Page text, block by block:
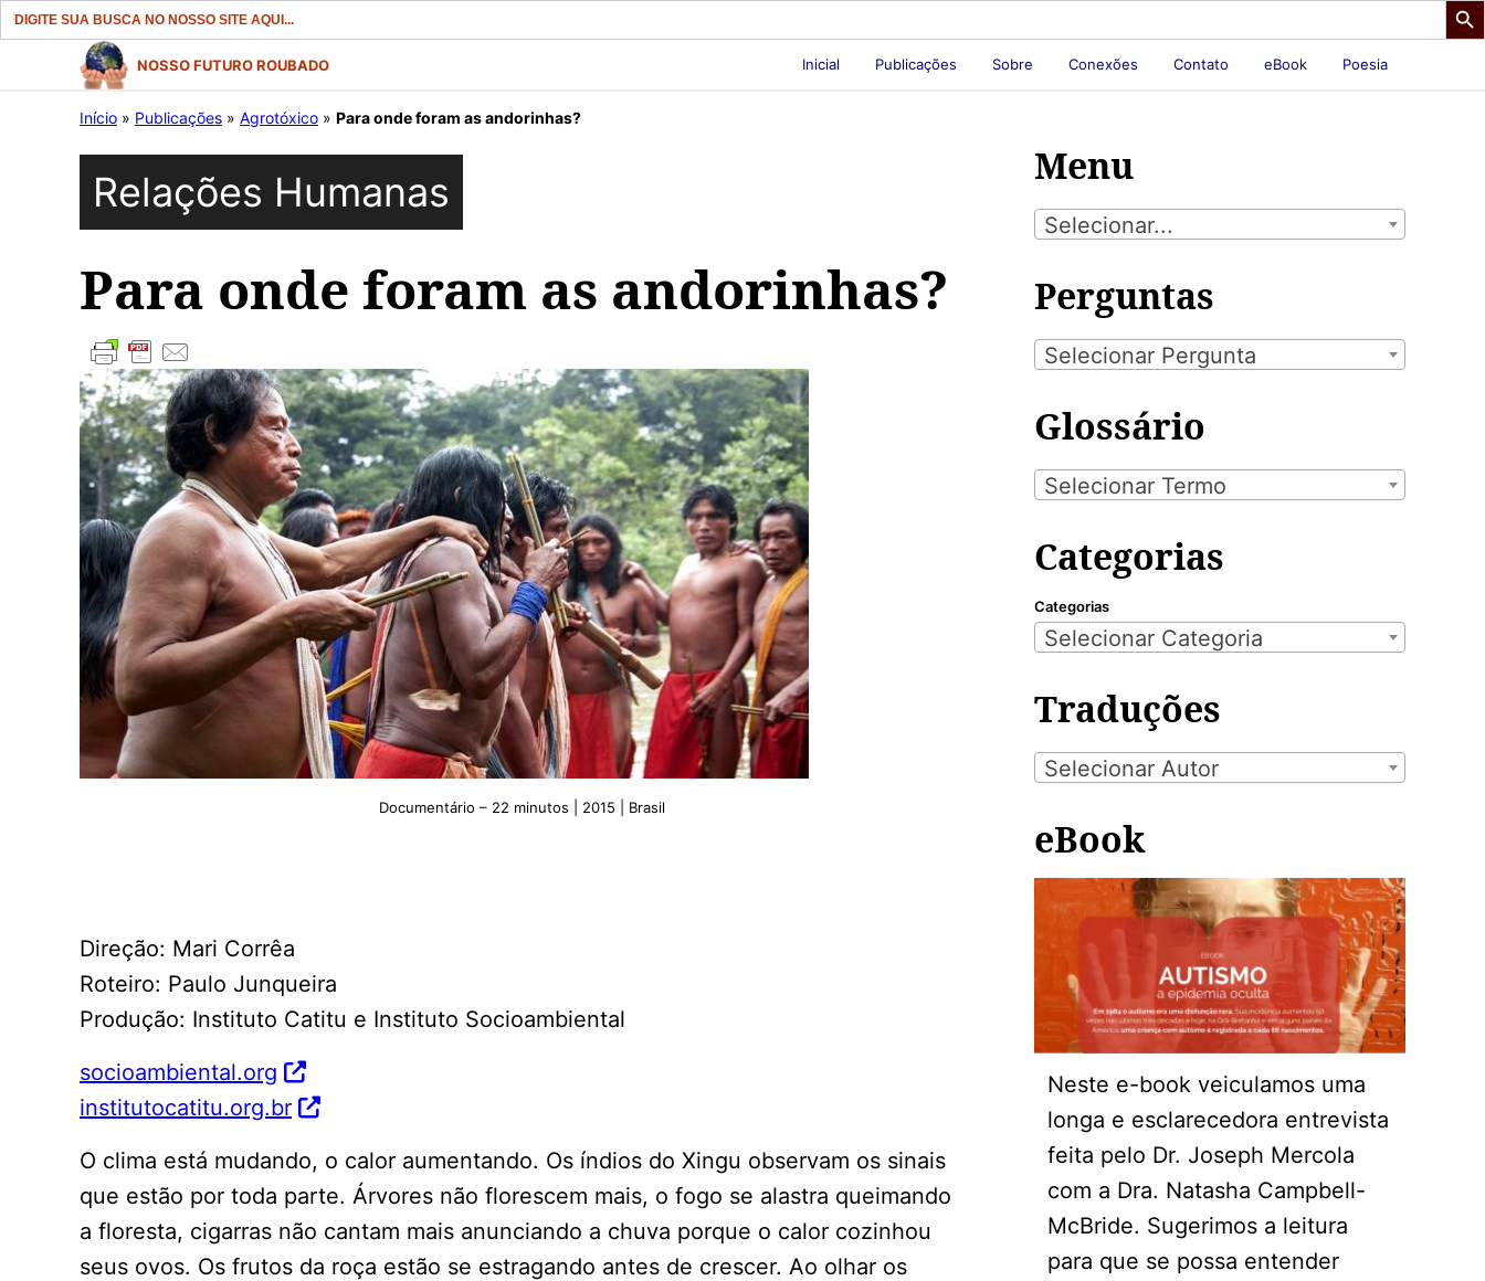
Search
for:
conteúdo
NOSSO FUTURO ROUBADO Inicial Publicações Sobre Conexões Contato eBook Poesia
Início » Publicações » Agrotóxico » Para onde foram as andorinhas?
Relações Humanas
Para onde foram as andorinhas?
Documentário – 22 minutos | 2015 | Brasil
Direção: Mari Corrêa
Roteiro: Paulo Junqueira
Produção: Instituto Catitu e Instituto Socioambiental
socioambiental.org
institutocatitu.org.br
O clima está mudando, o calor aumentando. Os índios do Xingu observam os sinais
que estão por toda parte. Árvores não florescem mais, o fogo se alastra queimando
a floresta, cigarras não cantam mais anunciando a chuva porque o calor cozinhou
seus ovos. Os frutos da roça estão se estragando antes de crescer. Ao olhar os
Menu
Selecionar...
Perguntas
Selecionar Pergunta
Glossário
Selecionar Termo
Categorias
Categorias
Selecionar Categoria
Traduções
Selecionar Autor
eBook
Neste e-book veiculamos uma
longa e esclarecedora entrevista
feita pelo Dr. Joseph Mercola
com a Dra. Natasha Campbell-
McBride. Sugerimos a leitura
para que se possa entender